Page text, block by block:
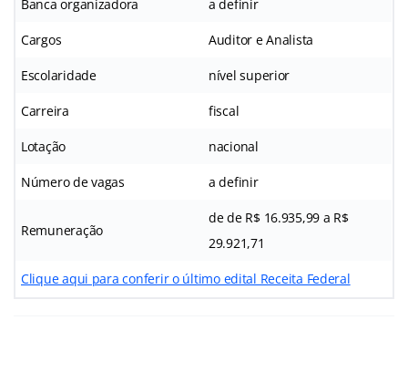
Banca organizadora a definir
Cargos Auditor e Analista
Escolaridade nível superior
Carreira fiscal
Lotação nacional
Número de vagas a definir
Remuneração
de de R$ 16.935,99 a R$
29.921,71
Clique aqui para conferir o último edital Receita Federal